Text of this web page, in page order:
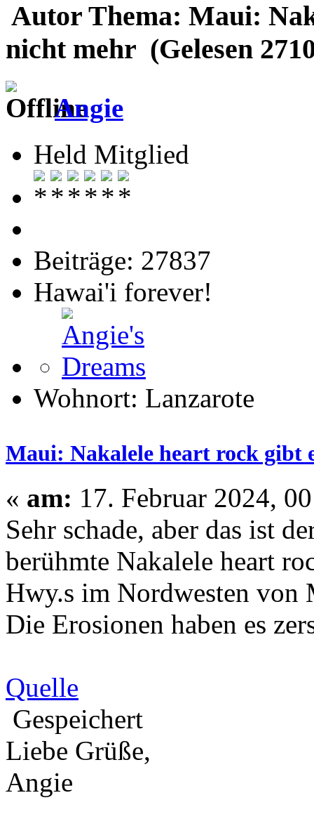
Autor Thema: Maui:
nicht mehr (Gelesen
Angie
Held Mitglied
Beiträge: 27837
Hawai'i forever!
Wohnort: Lanzarote
Maui: Nakalele heart rock gibt
« am: 17. Februar 2024,
Sehr schade, aber das ist
berühmte Nakalele heart
Hwy.s im Nordwesten von
Die Erosionen haben es
Quelle
Gespeichert
Liebe Grüße,
Angie